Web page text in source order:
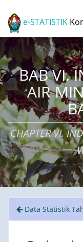
e-STATISTIK
BAB VI.
AIR
CHAPTER VI.
Data Statistik